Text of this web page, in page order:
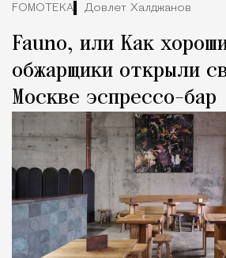
FOMOTEKA Довлет Халджанов
Fauno, или Как
обжарщики открыли
Москве эспрессо-бар